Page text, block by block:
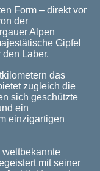
Form – direkt vor
der
Alpen
Gipfel
Laber.
das
zugleich die
sich geschützte
ein
einzigartigen
weltbekannte
mit seiner